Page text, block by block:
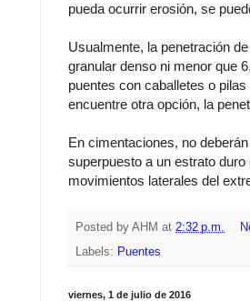
pueda ocurrir erosión, se
Usualmente, la penetración
granular denso ni menor que
puentes con caballetes o
encuentre otra opción, la
En cimentaciones, no
superpuesto a un estrato
movimientos laterales del
Posted by AHM at 2:32 p.m.
Labels: Puentes
viernes, 1 de julio de 2016